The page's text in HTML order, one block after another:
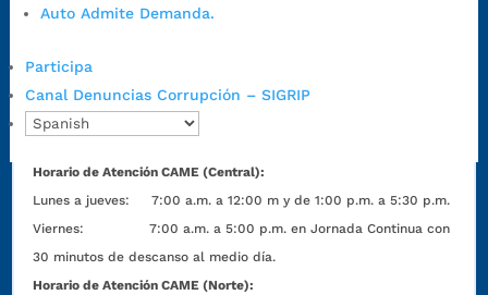
Auto Admite Demanda.
Participa
Canal Denuncias Corrupción – SIGRIP
Código Postal:
Horario de Atención:Lunes a jueves de 7:00 a.m. a 12:00 m y de
1:00 p.m. a 5:30 p.m. / viernes jornada continua en el horario de
Horario de Atención CAME (Central):
Lunes a jueves: 7:00 a.m. a 12:00 m y de 1:00 p.m. a 5:30 p.m.
Viernes: 7:00 a.m. a 5:00 p.m. en Jornada Continua con
30 minutos de descanso al medio día.
Horario de Atención CAME (Norte):